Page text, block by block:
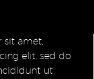
sit amet,
elit, sed do
ut